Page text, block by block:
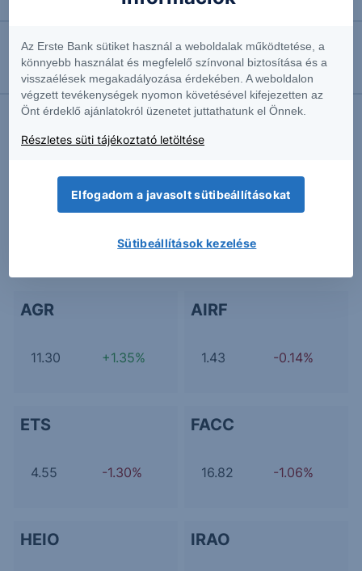
CACIB Express Note Erste EUR 26-30
2026.05.27. 10:26
Bayer: Veszélyben a Roundup megállapodás
AGR
11.30 +1.35%
AIRF
1.43 -0.14%
ETS
4.55 -1.30%
FACC
16.82 -1.06%
HEIO IRAO
Az Erste Bank sütiket használ a weboldalak működtetése, a
könnyebb használat és megfelelő színvonal biztosítása és a
visszaélések megakadályozása érdekében. A weboldalon
végzett tevékenységek nyomon követésével kifejezetten az
Önt érdeklő ajánlatokról üzenetet juttathatunk el Önnek.
Részletes süti tájékoztató letöltése
Elfogadom a javasolt sütibeállításokat
Sütibeállítások kezelése